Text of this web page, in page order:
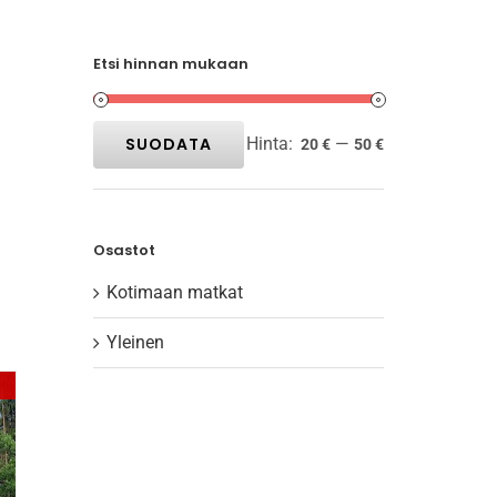
Etsi hinnan mukaan
Minimihinta
Maksimihinta
SUODATA Hinta: 20 € — 50 €
Osastot
Kotimaan matkat
Yleinen